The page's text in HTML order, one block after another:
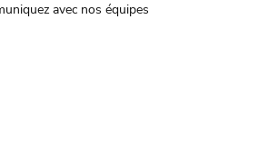
avec nos équipes